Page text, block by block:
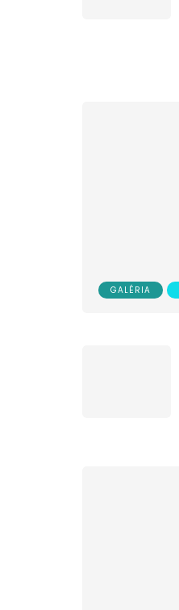
GALÉRIA